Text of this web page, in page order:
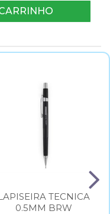
TECNICA
0.5MM BRW